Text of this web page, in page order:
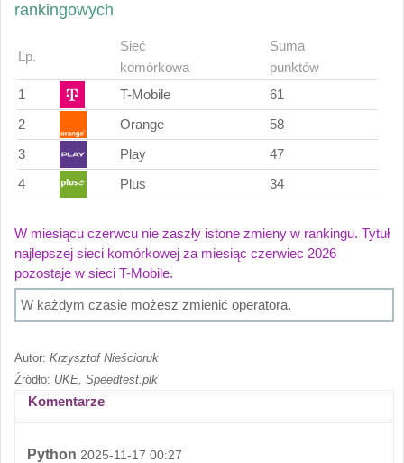
rankingowych
Lp.
Sieć
komórkowa
Suma
punktów
1
T-Mobile
61
2
Orange
58
3
Play
47
4
Plus 34
W miesiącu czerwcu nie zaszły istone zmieny w rankingu. Tytuł
najlepszej sieci komórkowej za miesiąc czerwiec 2026
pozostaje w sieci T-Mobile.
W każdym czasie możesz zmienić operatora.
Autor: Krzysztof Nieścioruk
Źródło: UKE, Speedtest.plk
Komentarze
Python 2025-11-17 00:27